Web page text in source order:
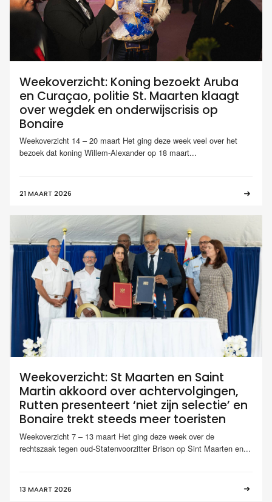
Weekoverzicht: Koning bezoekt Aruba
en Curaçao, politie St. Maarten klaagt
over wegdek en onderwijscrisis op
Bonaire
Weekoverzicht 14 – 20 maart Het ging deze week veel over het
bezoek dat koning Willem-Alexander op 18 maart...
21 MAART 2026
Weekoverzicht: St Maarten en Saint
Martin akkoord over achtervolgingen,
Rutten presenteert ‘niet zijn selectie’ en
Bonaire trekt steeds meer toeristen
Weekoverzicht 7 – 13 maart Het ging deze week over de
rechtszaak tegen oud-Statenvoorzitter Brison op Sint Maarten en...
13 MAART 2026